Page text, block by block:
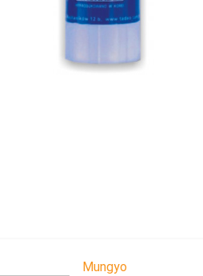
Mungyo